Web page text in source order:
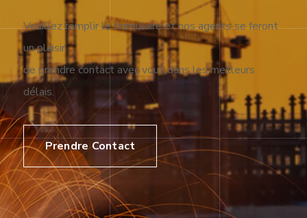
Veuillez remplir le formulaire et nos agents se feront
un plaisir
de prendre contact avec vous dans les meilleurs
délais.
Prendre Contact